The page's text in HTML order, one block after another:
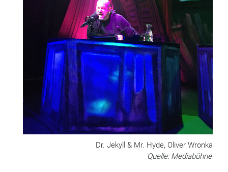
Dr. Jekyll & Mr. Hyde, Oliver Wronka
Quelle: Mediabühne